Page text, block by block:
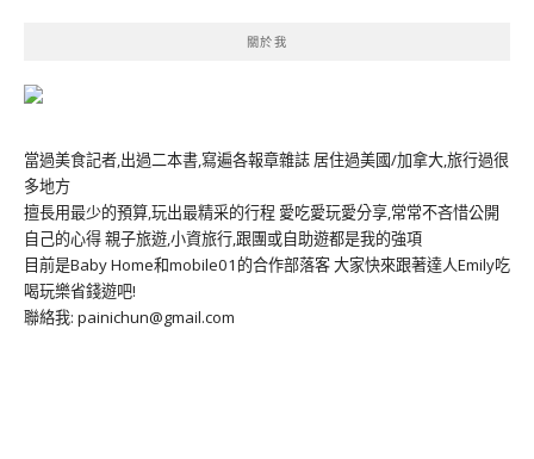
關於我
當過美食記者,出過二本書,寫遍各報章雜誌 居住過美國/加拿大,旅行過很
多地方
擅長用最少的預算,玩出最精采的行程 愛吃愛玩愛分享,常常不吝惜公開
自己的心得 親子旅遊,小資旅行,跟團或自助遊都是我的強項
目前是Baby Home和mobile01的合作部落客 大家快來跟著達人Emily吃
喝玩樂省錢遊吧!
聯絡我: painichun@gmail.com